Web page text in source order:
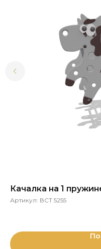
Качалка на 1
Артикул: ВСТ 5255